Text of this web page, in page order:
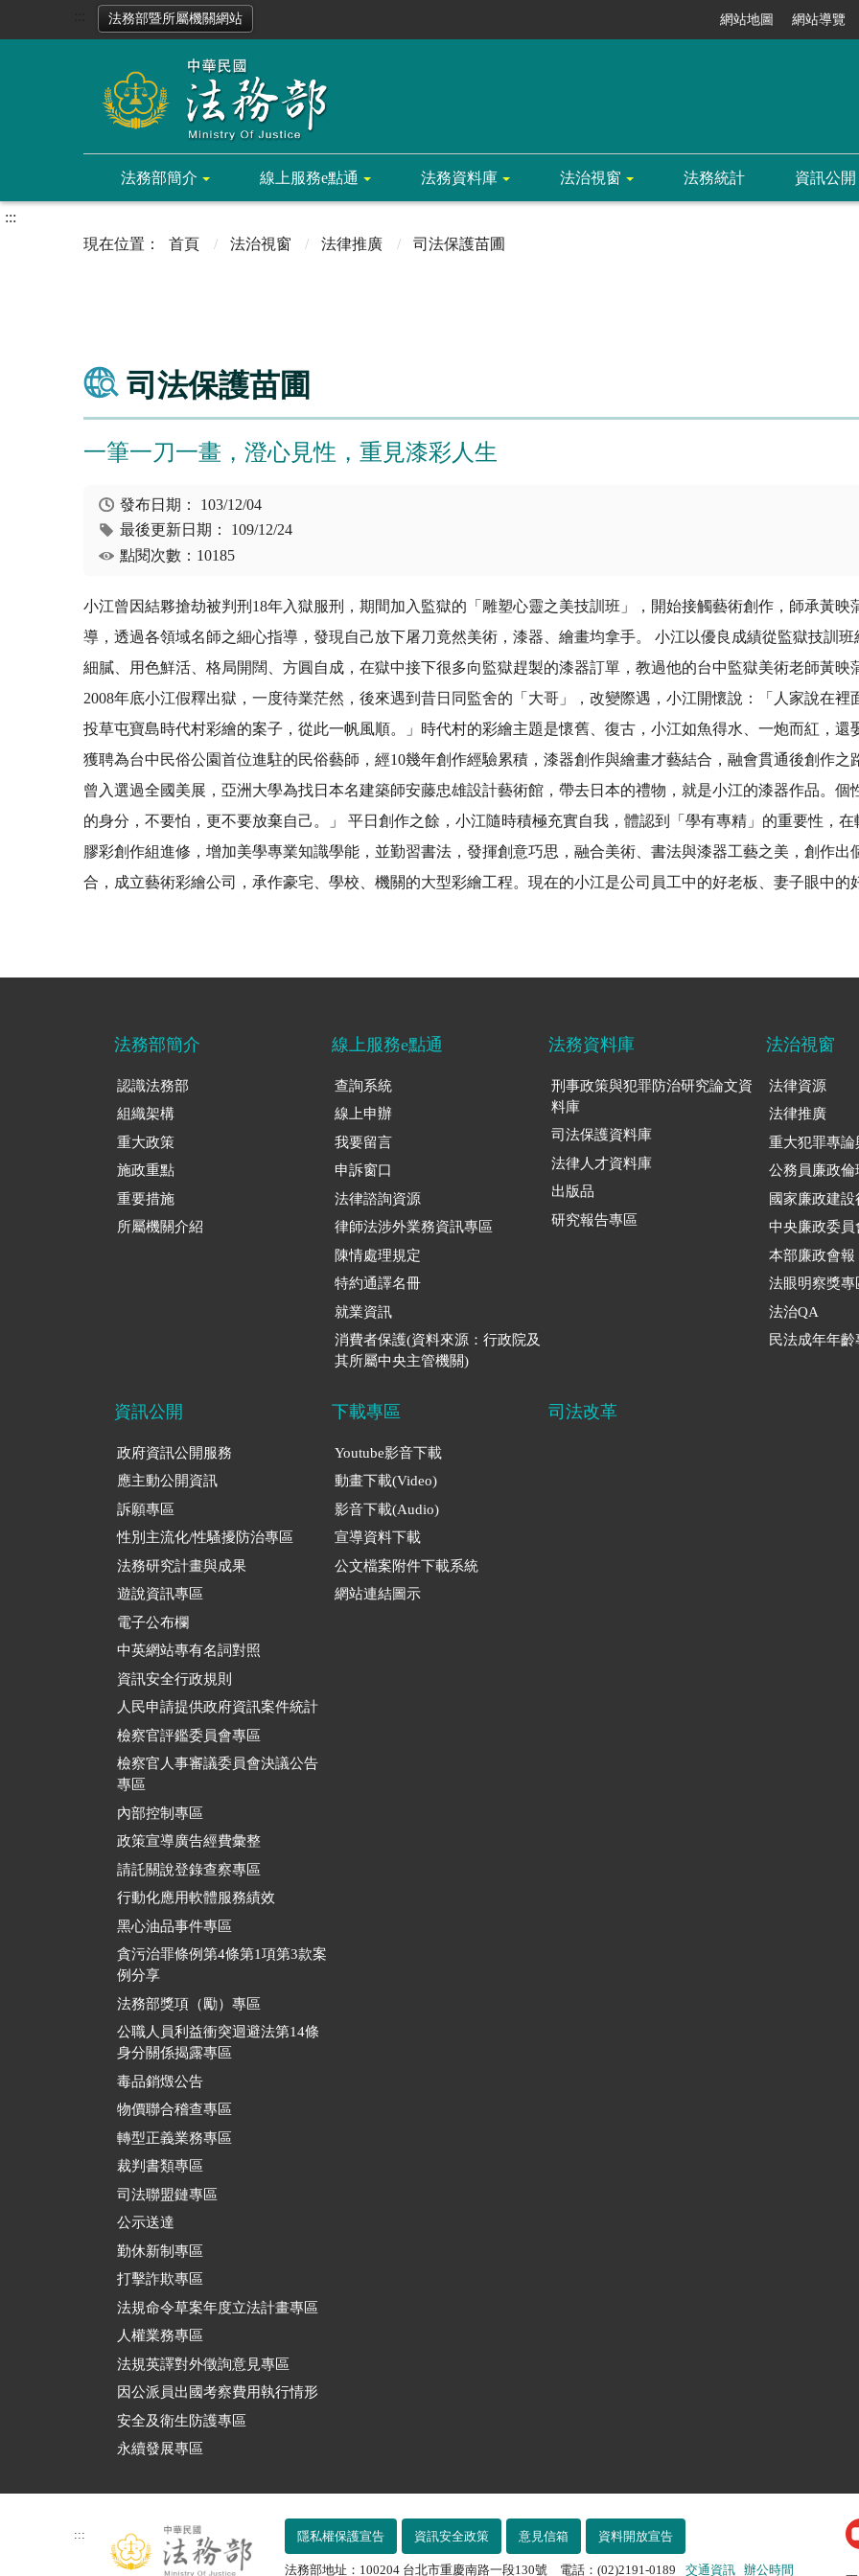
法務部暨所屬機關網站 網站地圖 網站導覽
法務部簡介 線上服務e點通 法務資料庫 法治視窗 法務統計 資訊公開
:::
首頁
法治視窗 法律推廣 司法保護苗圃
司法保護苗圃
一筆一刀一畫，澄心見性，重見漆彩人生
發布日期： 103/12/04
最後更新日期： 109/12/24
點閱次數：10185
小江曾因結夥搶劫被判刑18年入獄服刑，期間加入監獄的「雕塑心靈之美技訓班」，開始接觸藝術創作，師承黃
導，透過各領域名師之細心指導，發現自己放下屠刀竟然美術，漆器、繪畫均拿手。 小江以優良成績從監獄技訓
細膩、用色鮮活、格局開闊、方圓自成，在獄中接下很多向監獄趕製的漆器訂單，教過他的台中監獄美術老師黃
2008年底小江假釋出獄，一度待業茫然，後來遇到昔日同監舍的「大哥」，改變際遇，小江開懷說：「人家說在
投草屯寶島時代村彩繪的案子，從此一帆風順。」時代村的彩繪主題是懷舊、復古，小江如魚得水、一炮而紅，
獲聘為台中民俗公園首位進駐的民俗藝師，經10幾年創作經驗累積，漆器創作與繪畫才藝結合，融會貫通後創作
曾入選過全國美展，亞洲大學為找日本名建築師安藤忠雄設計藝術館，帶去日本的禮物，就是小江的漆器作品。
的身分，不要怕，更不要放棄自己。」 平日創作之餘，小江隨時積極充實自我，體認到「學有專精」的重要性，
膠彩創作組進修，增加美學專業知識學能，並勤習書法，發揮創意巧思，融合美術、書法與漆器工藝之美，創作
合，成立藝術彩繪公司，承作豪宅、學校、機關的大型彩繪工程。現在的小江是公司員工中的好老板、妻子眼中的
法務部簡介
認識法務部
組織架構
重大政策
施政重點
重要措施
所屬機關介紹
線上服務e點通
查詢系統
線上申辦
我要留言
申訴窗口
法律諮詢資源
律師法涉外業務資訊專區
陳情處理規定
特約通譯名冊
就業資訊
消費者保護(資料來源：行政院及
其所屬中央主管機關)
法務資料庫
刑事政策與犯罪防治研究論文資
料庫
司法保護資料庫
法律人才資料庫
出版品
研究報告專區
法治視窗
法律資源
法律推廣
重大犯罪專論
公務員廉政倫
國家廉政建
中央廉政委員
本部廉政會報
法眼明察獎專
法治QA
民法成年年齡
資訊公開
政府資訊公開服務
應主動公開資訊
訴願專區
性別主流化/性騷擾防治專區
法務研究計畫與成果
遊說資訊專區
電子公布欄
中英網站專有名詞對照
資訊安全行政規則
人民申請提供政府資訊案件統計
檢察官評鑑委員會專區
檢察官人事審議委員會決議公告
專區
內部控制專區
政策宣導廣告經費彙整
請託關說登錄查察專區
行動化應用軟體服務績效
黑心油品事件專區
貪污治罪條例第4條第1項第3款案
例分享
法務部獎項（勵）專區
公職人員利益衝突迴避法第14條
身分關係揭露專區
毒品銷燬公告
物價聯合稽查專區
轉型正義業務專區
裁判書類專區
司法聯盟鏈專區
公示送達
勤休新制專區
打擊詐欺專區
法規命令草案年度立法計畫專區
人權業務專區
法規英譯對外徵詢意見專區
因公派員出國考察費用執行情形
安全及衛生防護專區
永續發展專區
下載專區
Youtube影音下載
動畫下載(Video)
影音下載(Audio)
宣導資料下載
公文檔案附件下載系統
網站連結圖示
司法改革
::: 隱私權保護宣告 資訊安全政策 意見信箱 資料開放宣告
法務部地址：100204 台北市重慶南路一段130號 電話：(02)2191-0189 交通資訊 辦公時間